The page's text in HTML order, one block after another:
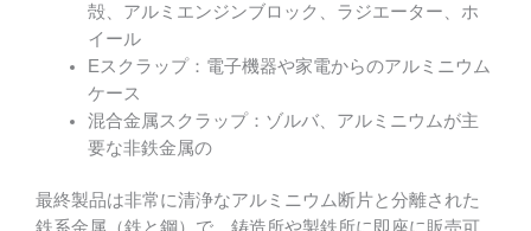
殻、アルミエンジンブロック、ラジエーター、ホ
イール
Eスクラップ：電子機器や家電からのアルミニウム
ケース
混合金属スクラップ：ゾルバ、アルミニウムが主
要な非鉄金属の
最終製品は非常に清浄なアルミニウム断片と分離された